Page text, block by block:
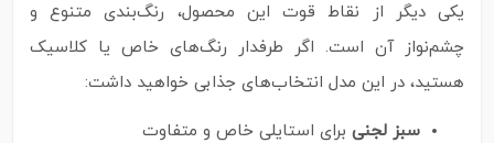
یکی دیگر از نقاط قوت این محصول، رنگ‌بندی متنوع و
چشم‌نواز آن است. اگر طرفدار رنگ‌های خاص یا کلاسیک
هستید، در این مدل انتخاب‌های جذابی خواهید داشت:
سبز لجنی برای استایلی خاص و متفاوت